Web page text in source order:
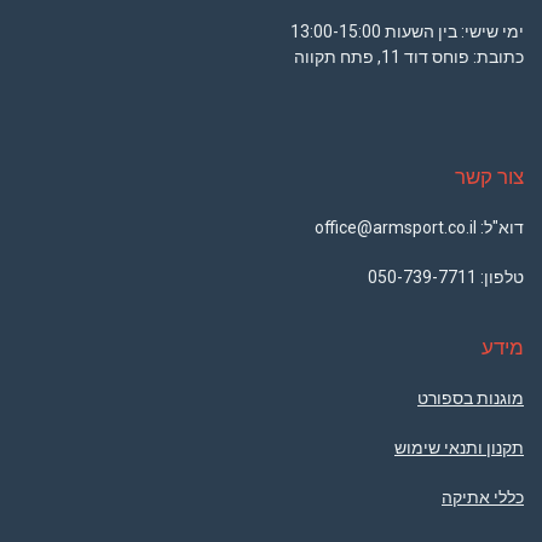
ימי שישי: בין השעות 13:00-15:00
כתובת: פוחס דוד 11, פתח תקווה
צור קשר
דוא"ל: office@armsport.co.il
טלפון: 050-739-7711
מידע
מוגנות בספורט
תקנון ותנאי שימוש
כללי אתיקה